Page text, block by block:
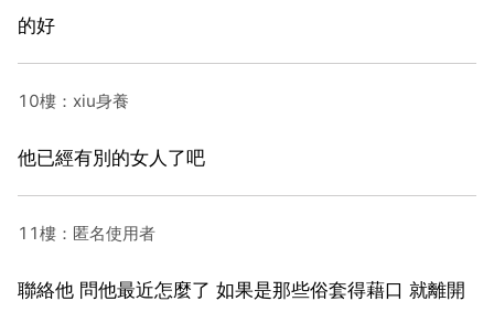
的好
10樓：xiu身養
他已經有別的女人了吧
11樓：匿名使用者
聯絡他 問他最近怎麼了 如果是那些俗套得藉口 就離開